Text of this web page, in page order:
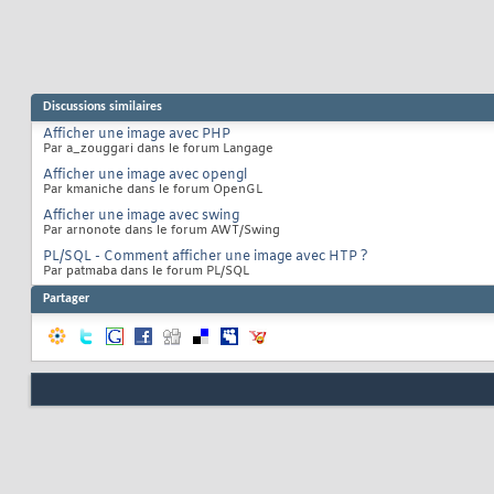
Discussions similaires
Afficher une image avec PHP
Par a_zouggari dans le forum Langage
Afficher une image avec opengl
Par kmaniche dans le forum OpenGL
Afficher une image avec swing
Par arnonote dans le forum AWT/Swing
PL/SQL - Comment afficher une image avec HTP ?
Par patmaba dans le forum PL/SQL
Partager